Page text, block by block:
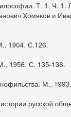
Т. 1. Ч.
Хомяков и
1904. С.126.
1956. С. 135-136.
М.,
русской